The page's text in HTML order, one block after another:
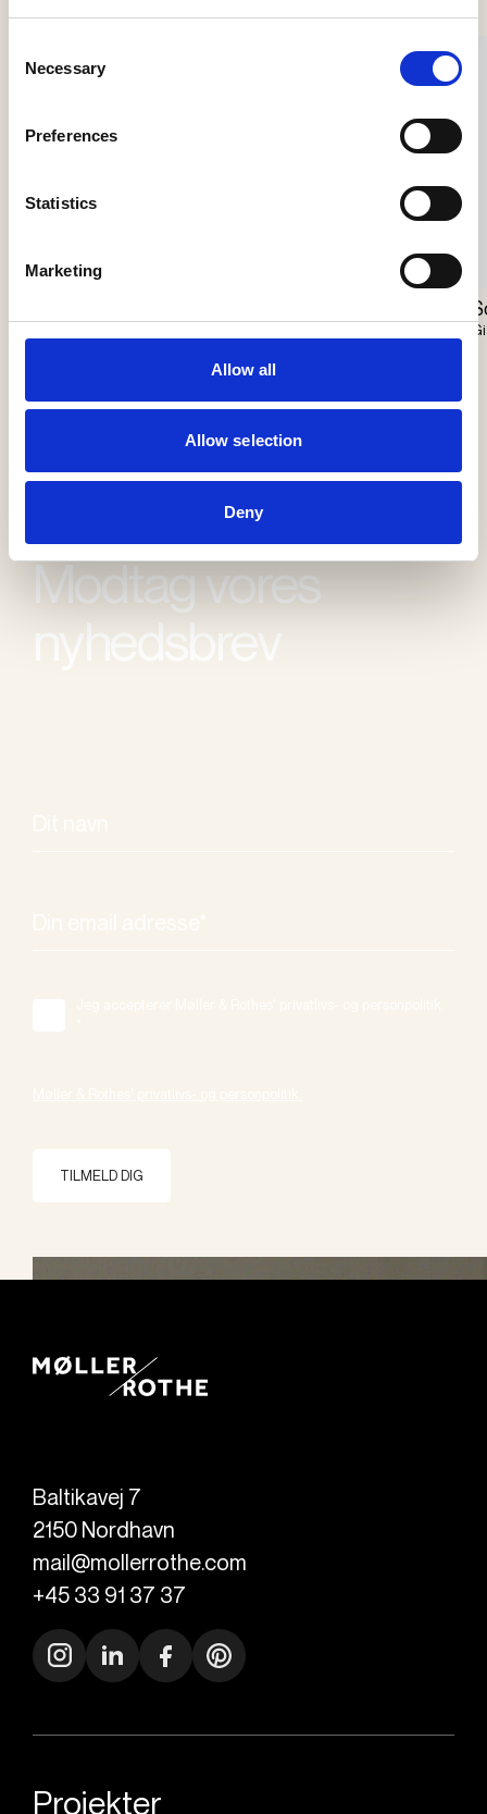
Selection
Necessary
Preferences
Statistics
Marketing
Allow all
Allow selection
Deny
Modtag vores
nyhedsbrev
TILMELD DIG
Baltikavej 7
2150 Nordhavn
mail@mollerrothe.com
+45 33 91 37 37
Projekter